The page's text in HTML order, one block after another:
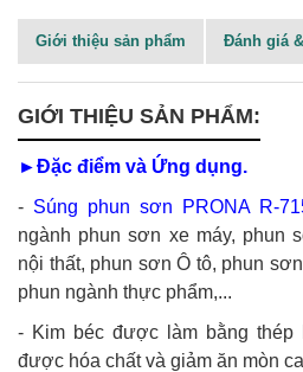
Giới thiệu sản phẩm Đánh giá
GIỚI THIỆU SẢN PHẨM:
►Đặc điểm và Ứng dụng.
- Súng phun sơn PRONA R-
ngành phun sơn xe máy, phun
nội thất, phun sơn Ô tô, phun
phun ngành thực phẩm,...
- Kim béc được làm bằng thép
được hóa chất và giảm ăn mòn